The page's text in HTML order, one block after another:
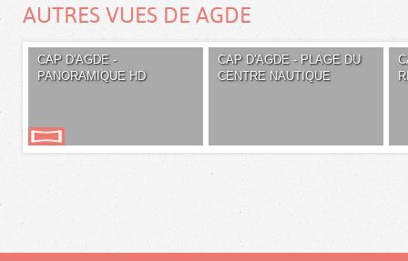
AUTRES VUES DE AGDE
CAP D'AGDE -
PANORAMIQUE HD
CAP D'AGDE - PLAGE DU
CENTRE NAUTIQUE